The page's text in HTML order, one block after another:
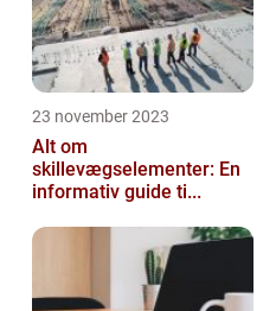
23 november 2023
Alt om
skillevægselementer: En
informativ guide ti...